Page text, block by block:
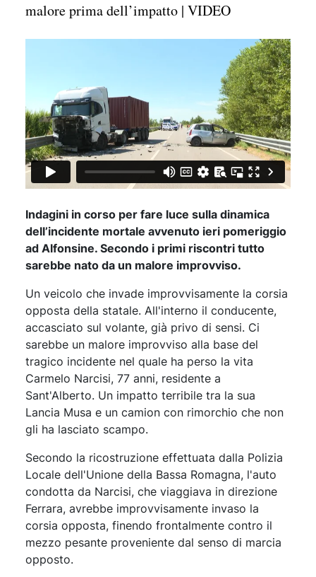
malore prima dell’impatto | VIDEO
Indagini in corso per fare luce sulla dinamica
dell’incidente mortale avvenuto ieri pomeriggio
ad Alfonsine. Secondo i primi riscontri tutto
sarebbe nato da un malore improvviso.
Un veicolo che invade improvvisamente la corsia
opposta della statale. All'interno il conducente,
accasciato sul volante, già privo di sensi. Ci
sarebbe un malore improvviso alla base del
tragico incidente nel quale ha perso la vita
Carmelo Narcisi, 77 anni, residente a
Sant'Alberto. Un impatto terribile tra la sua
Lancia Musa e un camion con rimorchio che non
gli ha lasciato scampo.
Secondo la ricostruzione effettuata dalla Polizia
Locale dell'Unione della Bassa Romagna, l'auto
condotta da Narcisi, che viaggiava in direzione
Ferrara, avrebbe improvvisamente invaso la
corsia opposta, finendo frontalmente contro il
mezzo pesante proveniente dal senso di marcia
opposto.